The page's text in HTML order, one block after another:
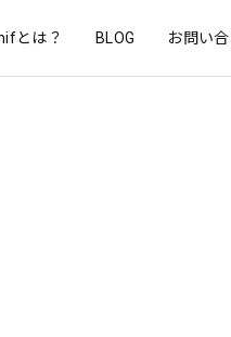
とは？ BLOG お問い